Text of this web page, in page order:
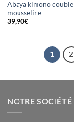
Abaya kimono double
mousseline
39,90€
1 2
NOTRE SOCIÉTÉ